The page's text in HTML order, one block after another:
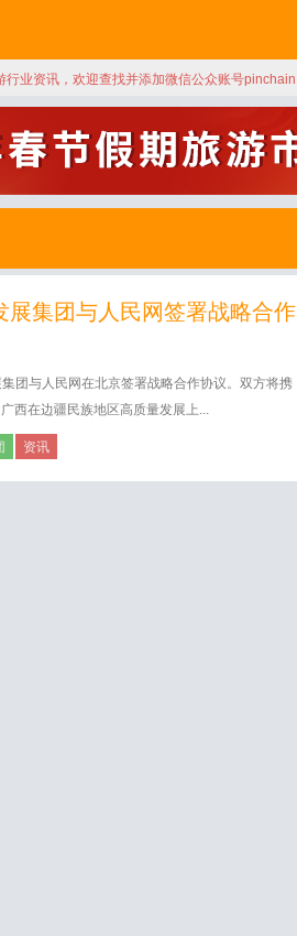
业资讯，欢迎查找并添加微信公众账号pinchain
展集团与人民网签署战略合作
团与人民网在北京签署战略合作协议。双方将携
西在边疆民族地区高质量发展上...
资讯